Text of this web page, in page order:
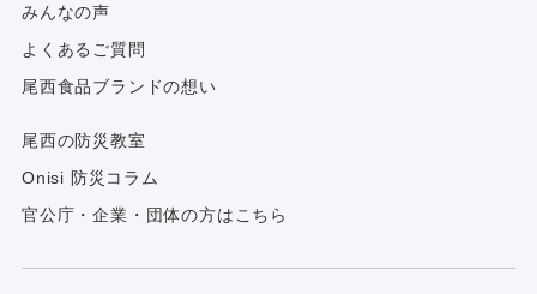
みんなの声
よくあるご質問
尾西食品ブランドの想い
尾西の防災教室
Onisi 防災コラム
官公庁・企業・団体の方はこちら